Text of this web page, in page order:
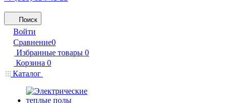
Поиск
Войти
Сравнение0
Избранные товары 0
Корзина 0
Каталог